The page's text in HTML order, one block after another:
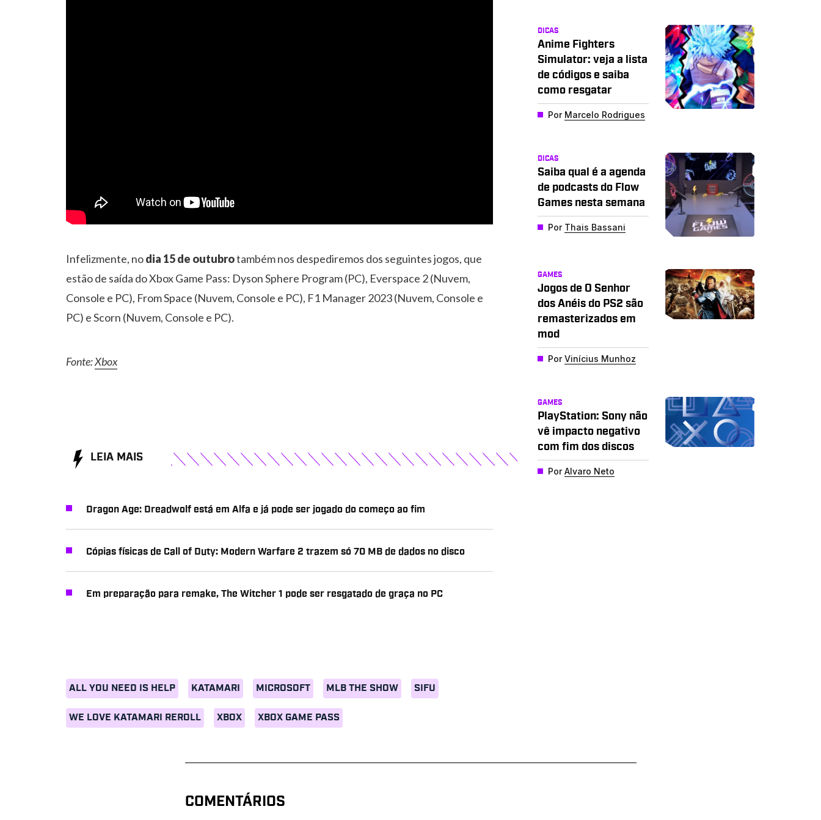
Infelizmente, nodia 15 de outubrotambém nos despediremos dos seguintes jogos, que
estão de saída do Xbox Game Pass: Dyson Sphere Program (PC), Everspace 2 (Nuvem,
Console e PC), From Space (Nuvem, Console e PC), F1 Manager 2023 (Nuvem, Console e
PC) e Scorn (Nuvem, Console e PC).
Fonte:Xbox
ALL YOU NEED IS HELP KATAMARI MICROSOFT MLB THE SHOW SIFU
WE LOVE KATAMARI REROLL XBOX XBOX GAME PASS
LEIA MAIS
Dragon Age: Dreadwolf está em Alfa e já pode ser jogado do começo ao fim
Cópias físicas de Call of Duty: Modern Warfare 2 trazem só 70 MB de dados no disco
Em preparação para remake, The Witcher 1 pode ser resgatado de graça no PC
DICAS
Anime Fighters
Simulator: veja a lista
de códigos e saiba
como resgatar
Por Marcelo Rodrigues
DICAS
Saiba qual é a agenda
de podcasts do Flow
Games nesta semana
Por Thais Bassani
GAMES
Jogos de O Senhor
dos Anéis do PS2 são
remasterizados em
mod
PorVinícius Munhoz
GAMES
PlayStation: Sony não
vê impacto negativo
com fim dos discos
PorAlvaro Neto
COMENTÁRIOS